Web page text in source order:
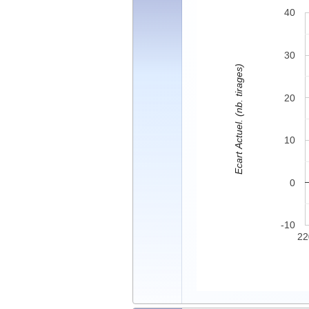
-10
0
10
20
30
40
Ecart Actuel. (nb. tirages)